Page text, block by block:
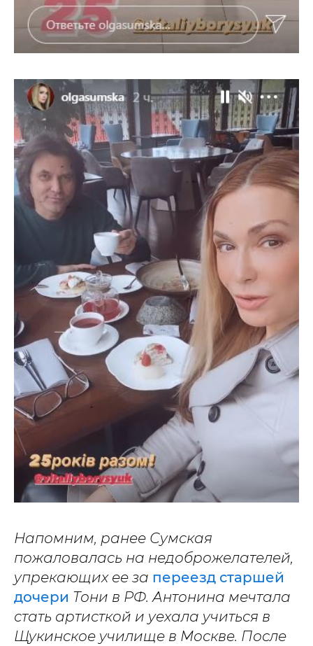
Напомним, ранее Сумская
пожаловалась на недоброжелателей,
упрекающих ее за переезд старшей
дочери Тони в РФ. Антонина мечтала
стать артисткой и уехала учиться в
Щукинское училище в Москве. После